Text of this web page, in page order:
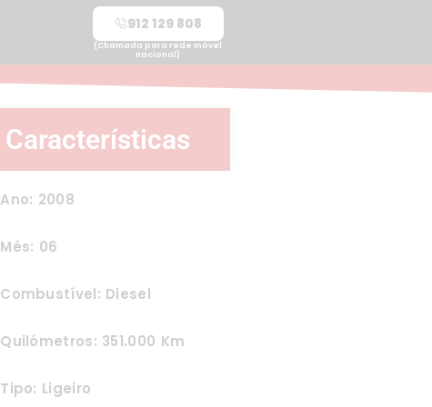
912 129 808
(Chamada para rede móvel
nacional)
Características
Ano: 2008
Mês: 06
Combustível: Diesel
Quilómetros: 351.000 Km
Tipo: Ligeiro